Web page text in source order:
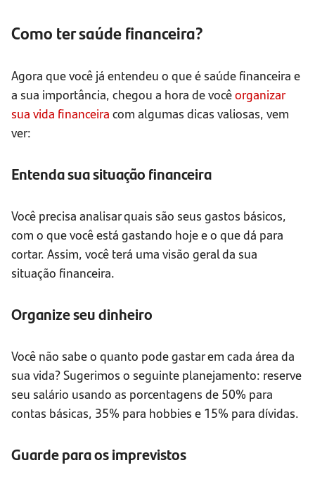
Como ter saúde financeira?
Agora que você já entendeu o que é saúde financeira e
a sua importância, chegou a hora de vocêorganizar
sua vida financeira com algumas dicas valiosas, vem
ver:
Entenda sua situação financeira
Você precisa analisar quais são seus gastos básicos,
com o que você está gastando hoje e o que dá para
cortar. Assim, você terá uma visão geral da sua
situação financeira.
Organize seu dinheiro
Você não sabe o quanto pode gastar em cada área da
sua vida? Sugerimos o seguinte planejamento: reserve
seu salário usando as porcentagens de 50% para
contas básicas, 35% para hobbies e 15% para dívidas.
Guarde para os imprevistos